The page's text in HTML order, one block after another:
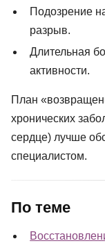
Подозрение
разрыв.
Длительная
активности.
План
хронических
сердце) лучше
специалистом.
По теме